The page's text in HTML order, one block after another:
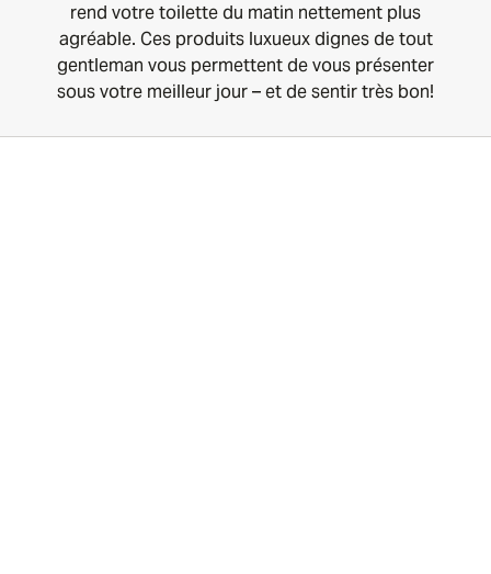
rend votre toilette du matin nettement plus
agréable. Ces produits luxueux dignes de tout
gentleman vous permettent de vous présenter
sous votre meilleur jour – et de sentir très bon!